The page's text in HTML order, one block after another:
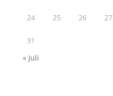
24 25 26 27
31
« Juli